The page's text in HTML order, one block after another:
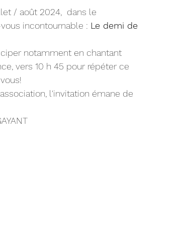
/ août 2024,  dans le
incontournable : Le demi de
notamment en chantant
vers 10 h 45 pour répéter ce
l'invitation émane de